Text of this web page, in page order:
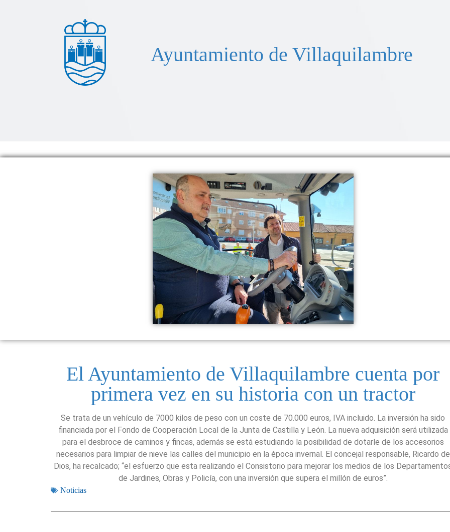
Ayuntamiento de Villaquilambre
El Ayuntamiento de Villaquilambre cuenta por
primera vez en su historia con un tractor
Se trata de un vehículo de 7000 kilos de peso con un coste de 70.000 euros, IVA incluido. La inversión ha sido
financiada por el Fondo de Cooperación Local de la Junta de Castilla y León. La nueva adquisición será utilizada
para el desbroce de caminos y fincas, además se está estudiando la posibilidad de dotarle de los accesorios
necesarios para limpiar de nieve las calles del municipio en la época invernal. El concejal responsable, Ricardo de
Dios, ha recalcado; “el esfuerzo que esta realizando el Consistorio para mejorar los medios de los
de Jardines, Obras y Policía, con una inversión que supera el millón de euros”.
Noticias